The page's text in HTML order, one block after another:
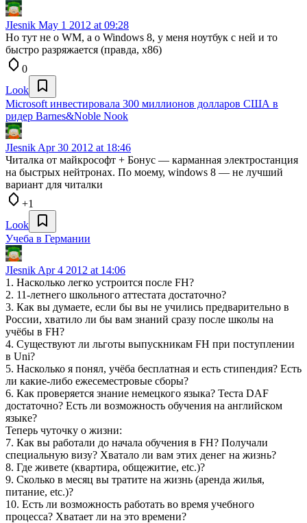
JIesnik May 1 2012 at 09:28
Но тут не о WM, а о Windows 8, у меня ноутбук с ней и то
быстро разряжается (правда, x86)
0
Look
Microsoft инвестировала 300 миллионов долларов США в
ридер Barnes&Noble Nook
JIesnik Apr 30 2012 at 18:46
Читалка от майкрософт + Бонус — карманная электростанция
на быстрых нейтронах. По моему, windows 8 — не лучший
вариант для читалки
+1
Look
Учеба в Германии
JIesnik Apr 4 2012 at 14:06
1. Насколько легко устроится после FH?
2. 11-летнего школьного аттестата достаточно?
3. Как вы думаете, если бы вы не учились предварительно в
России, хватило ли бы вам знаний сразу после школы на
учёбы в FH?
4. Существуют ли льготы выпускникам FH при поступлении
в Uni?
5. Насколько я понял, учёба бесплатная и есть стипендия? Есть
ли какие-либо ежесеместровые сборы?
6. Как проверяется знание немецкого языка? Теста DAF
достаточно? Есть ли возможность обучения на английском
языке?
Теперь чуточку о жизни:
7. Как вы работали до начала обучения в FH? Получали
специальную визу? Хватало ли вам этих денег на жизнь?
8. Где живете (квартира, общежитие, etc.)?
9. Сколько в месяц вы тратите на жизнь (аренда жилья,
питание, etc.)?
10. Есть ли возможность работать во время учебного
процесса? Хватает ли на это времени?